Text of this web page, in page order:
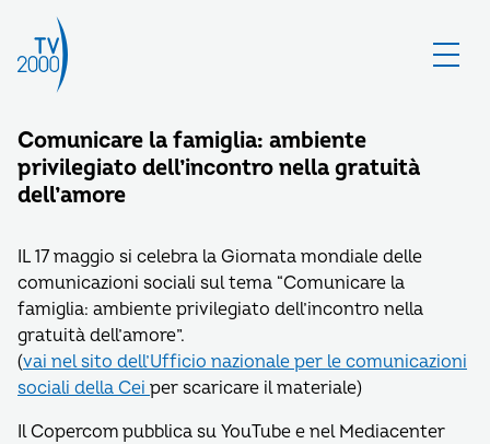
Comunicare la famiglia: ambiente
privilegiato dell’incontro nella gratuità
dell’amore
IL 17 maggio si celebra la Giornata mondiale delle
comunicazioni sociali sul tema “Comunicare la
famiglia: ambiente privilegiato dell’incontro nella
gratuità dell’amore”.
(vai nel sito dell’Ufficio nazionale per le comunicazioni
sociali della Cei per scaricare il materiale)
Il Copercom pubblica su YouTube e nel Mediacenter